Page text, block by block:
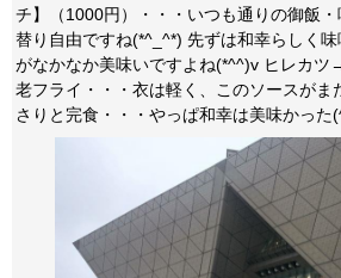
チ】（1000円）・・・いつも通りの御飯
替り自由ですね(*^_^*) 先ずは和幸らしく
がなかなか美味いですよね(*^^)v ヒレカ
老フライ・・・衣は軽く、このソースがま
さりと完食・・・やっぱ和幸は美味かっ